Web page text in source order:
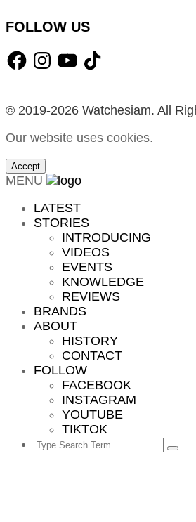
FOLLOW US
FacebookInstagramYouTube
TikTok
© 2019-2026 Watchesiam. All
Our website uses cookies.
Accept
MENU
LATEST
STORIES
INTRODUCING
VIDEOS
EVENTS
KNOWLEDGE
REVIEWS
BRANDS
ABOUT
HISTORY
CONTACT
FOLLOW
FACEBOOK
INSTAGRAM
YOUTUBE
TIKTOK
Search